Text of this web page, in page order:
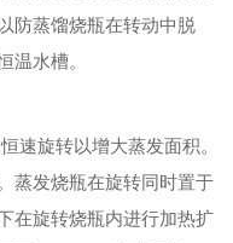
防蒸馏烧瓶在转动中脱
温水槽。
旋转以增大蒸发面积。
蒸发烧瓶在旋转同时置于
在旋转烧瓶内进行加热扩